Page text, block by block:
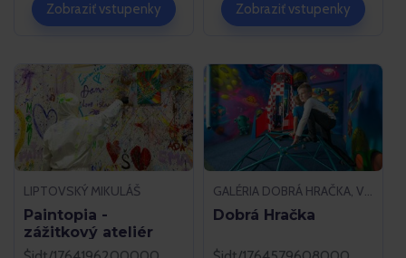
Zobraziť vstupenky Zobraziť vstupenky
LIPTOVSKÝ MIKULÁŠ
Paintopia -
zážitkový ateliér
GALÉRIA DOBRÁ HRAČKA, VYSOKÉ TATRY
Dobrá Hračka